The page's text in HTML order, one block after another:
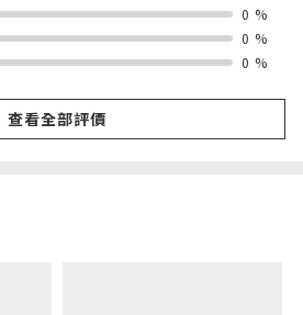
0 %
0 %
0 %
查看全部評價